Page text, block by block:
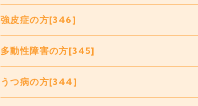
強皮症の方[346]
多動性障害の方[345]
うつ病の方[344]